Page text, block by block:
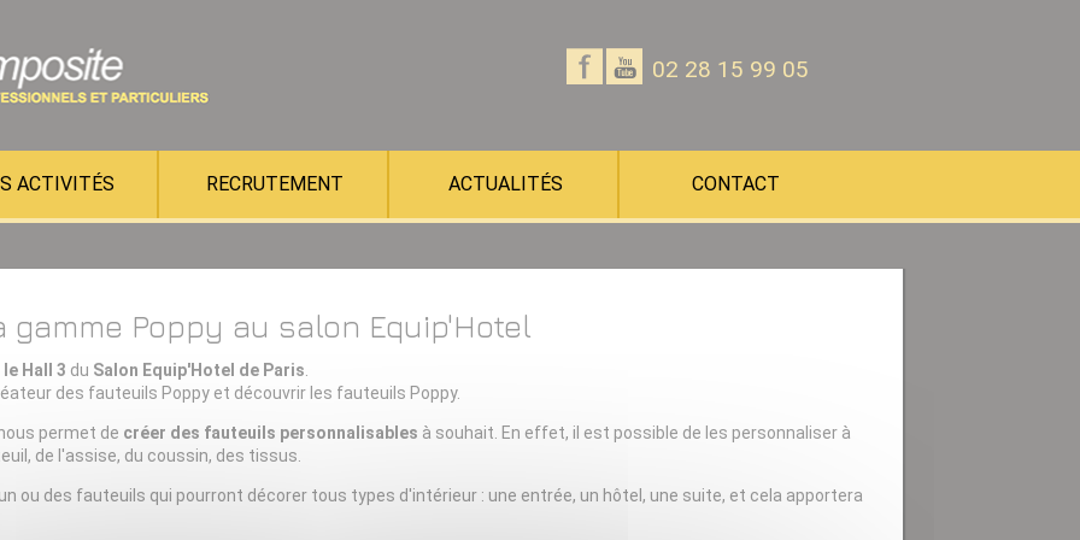
Notre
page
Notre
chaine02 28 15 99 05
ACTIVITÉS RECRUTEMENT ACTUALITÉS CONTACT
gamme Poppy au salon Equip'Hotel
Hall 3 du Salon Equip'Hotel de Paris
des fauteuils Poppy et découvrir les fauteuils Poppy.
permet de créer des fauteuils personnalisables à souhait. En effet, il est possible de les personnaliser à
de l'assise, du coussin, des tissus.
ou des fauteuils qui pourront décorer tous types d'intérieur : une entrée, un hôtel, une suite, et cela apportera